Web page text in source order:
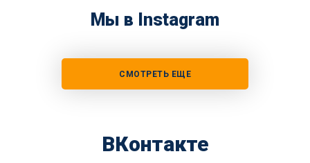
Мы в Instagram
СМОТРЕТЬ ЕЩЕ
ВКонтакте